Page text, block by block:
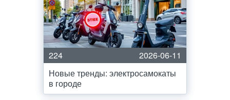
224
2026-06-11
Новые тренды: электросамокаты
в городе